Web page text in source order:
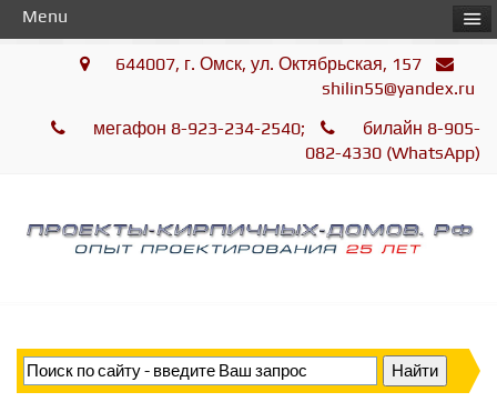
644007, г. Омск, ул. Октябрьская, 157
shilin55@yandex.ru
мегафон 8-923-234-2540;
билайн 8-905-
082-4330 (WhatsApp)
Menu